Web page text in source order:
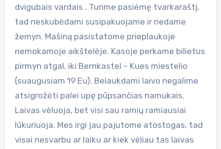
dvigubais vardais . Turime pasiėmę tvarkaraštį,
tad neskubėdami susipakuojame ir riedame
žemyn. Mašiną pasistatome prieplaukoje
nemokamoje aikštelėje. Kasoje perkame bilietus
pirmyn atgal, iki Bernkastel – Kues miestelio
(suaugusiam 19 Eu). Belaukdami laivo negalime
atsigrožėti palei upę pūpsančias namukais.
Laivas vėluoja, bet visi sau ramių ramiausiai
lūkuriuoja. Mes irgi jau pajutome atostogas, tad
visai nesvarbu ar laiku ar kiek vėliau tas laivas